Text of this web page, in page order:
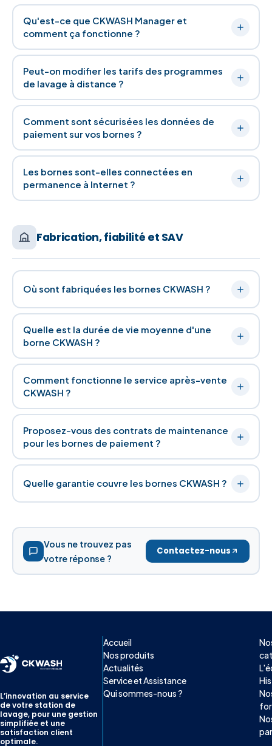
Qu'est-ce que CKWASH Manager et
comment ça fonctionne ?
Peut-on modifier les tarifs des programmes
de lavage à distance ?
Comment sont sécurisées les données de
paiement sur vos bornes ?
Les bornes sont-elles connectées en
permanence à Internet ?
Fabrication, fiabilité et SAV
Où sont fabriquées les bornes CKWASH ?
Quelle est la durée de vie moyenne d'une
borne CKWASH ?
Comment fonctionne le service après-vente
CKWASH ?
Proposez-vous des contrats de maintenance
pour les bornes de paiement ?
Quelle garantie couvre les bornes CKWASH ?
Vous ne trouvez pas
votre réponse ?
Contactez-nous
L’innovation au service
de votre station de
lavage, pour une gestion
simplifiée et une
satisfaction client
optimale.
Accueil
Nos produits
Actualités
Service et Assistance
Qui sommes-nous ?